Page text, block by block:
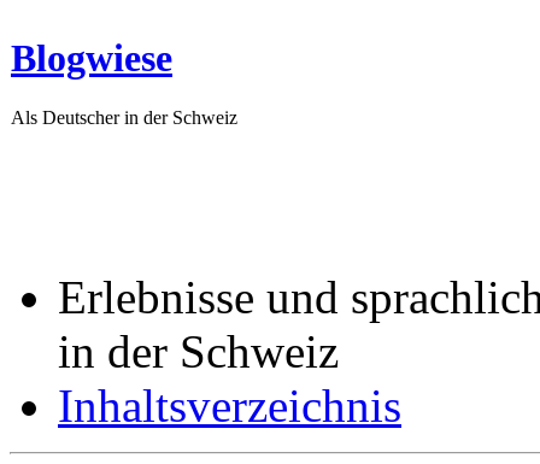
Blogwiese
Als Deutscher in der Schweiz
Erlebnisse und
in der Schweiz
Inhaltsverzeichnis